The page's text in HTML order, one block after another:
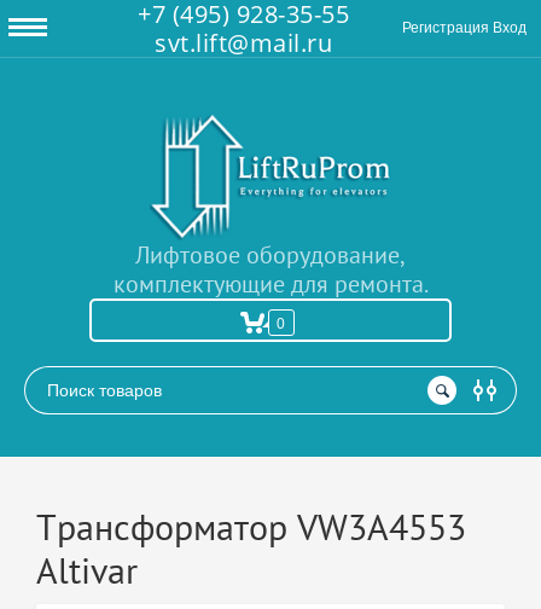
+7 (495) 928-35-55
svt.lift@mail.ru
Регистрация Вход
Лифтовое оборудование,
комплектующие для ремонта.
0
Трансформатор VW3A4553
Altivar